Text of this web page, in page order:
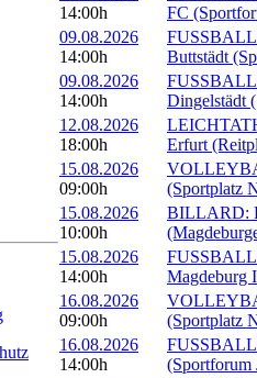
14:00h
FC
09.08.2026
14:00h
Buttstädt
09.08.2026
14:00h
Dingelstädt
12.08.2026
18:00h
Erfurt
15.08.2026
09:00h
(Sportplatz
15.08.2026
10:00h
BILLARD:
15.08.2026
14:00h
Magdeburg
16.08.2026
09:00h
(Sportplatz
16.08.2026
14:00h
(Sportforum